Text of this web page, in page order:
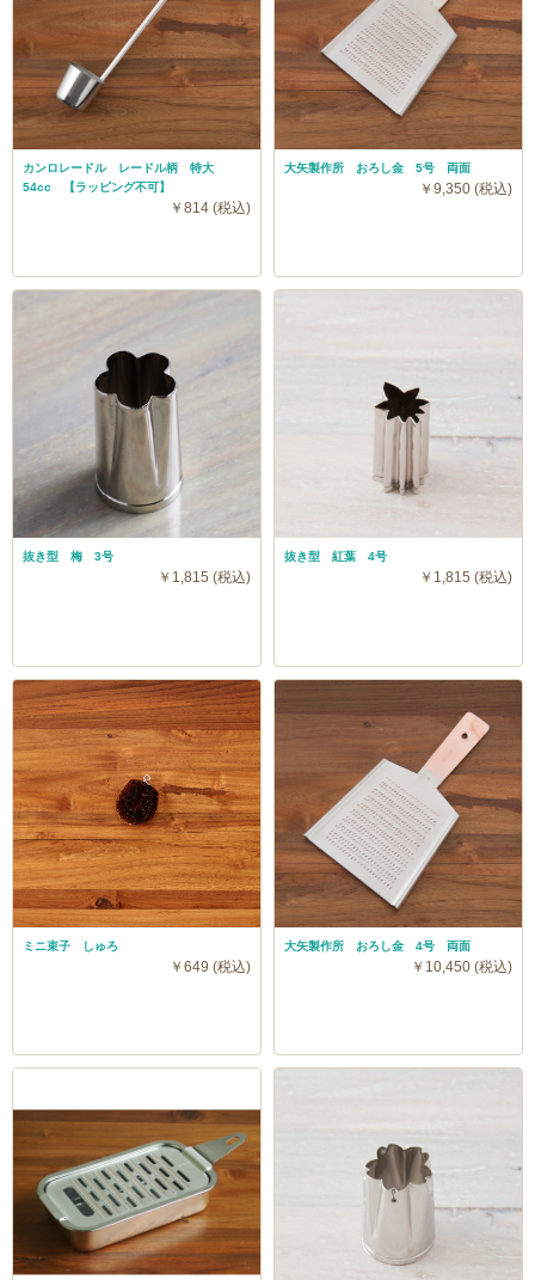
カンロレードル レードル柄 特大
54cc 【ラッピング不可】
￥814 (税込)
大矢製作所 おろし金 5号 両面
￥9,350 (税込)
抜き型 梅 3号
￥1,815 (税込)
抜き型 紅葉 4号
￥1,815 (税込)
ミニ束子 しゅろ
￥649 (税込)
大矢製作所 おろし金 4号 両面
￥10,450 (税込)